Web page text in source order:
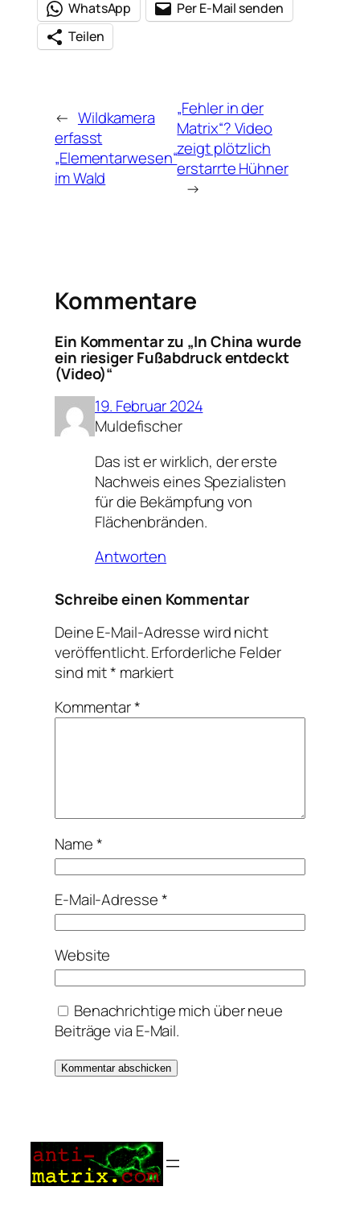
WhatsApp
Per E-Mail senden
Teilen
← Wildkamera
erfasst
„Elementarwesen“
im Wald
„Fehler in der
Matrix“? Video
zeigt plötzlich
erstarrte Hühner
→
Kommentare
Ein Kommentar zu „In China wurde
ein riesiger Fußabdruck entdeckt
(Video)“
19. Februar 2024
Muldefischer
Das ist er wirklich, der erste
Nachweis eines Spezialisten
für die Bekämpfung von
Flächenbränden.
Antworten
Schreibe einen Kommentar
Deine E-Mail-Adresse wird nicht
veröffentlicht.Erforderliche Felder
sind mit* markiert
Kommentar*
Name*
E-Mail-Adresse*
Website
Benachrichtige mich über neue
Beiträge via E-Mail.